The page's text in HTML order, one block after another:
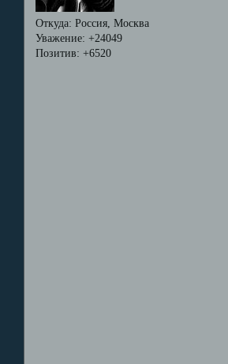
Откуда: Россия, Москва
Уважение: +24049
Позитив: +6520